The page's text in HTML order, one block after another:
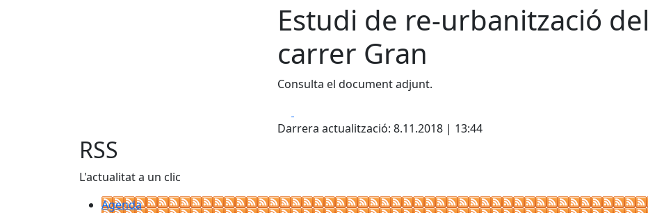
Estudi de re-urbanització del
carrer Gran
Consulta el document adjunt.
Darrera actualització: 8.11.2018 | 13:44
RSS
L'actualitat a un clic
Agenda